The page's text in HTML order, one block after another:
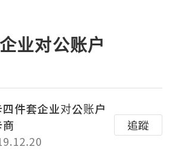
业对公账户
件套企业对公账户
追蹤